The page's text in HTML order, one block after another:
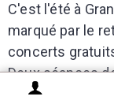
C'est l'été à
marqué par le
concerts
Deux séances
proposées les